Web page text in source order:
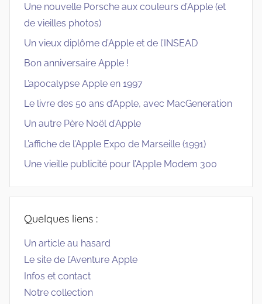
Une nouvelle Porsche aux couleurs d’Apple (et
de vieilles photos)
Un vieux diplôme d’Apple et de l’INSEAD
Bon anniversaire Apple !
L’apocalypse Apple en 1997
Le livre des 50 ans d’Apple, avec MacGeneration
Un autre Père Noël d’Apple
L’affiche de l’Apple Expo de Marseille (1991)
Une vieille publicité pour l’Apple Modem 300
Quelques liens :
Un article au hasard
Le site de l’Aventure Apple
Infos et contact
Notre collection